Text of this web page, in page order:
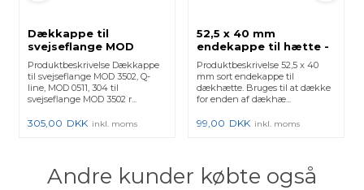
Dækkappe til
svejseflange MOD
3502, Q-line, MOD 0511,
304 - (13051104212)
130511-042-12 - 2 Stk.
Produktbeskrivelse Dækkappe
til svejseflange MOD 3502, Q-
line, MOD 0511, 304 til
svejseflange MOD 3502 r...
305,00 DKK inkl. moms
52,5 x 40 mm
endekappe til hætte -
Sort
Produktbeskrivelse 52,5 x 40
mm sort endekappe til
dækhætte. Bruges til at dække
for enden af dækhæ...
99,00 DKK inkl. moms
Andre kunder købte også